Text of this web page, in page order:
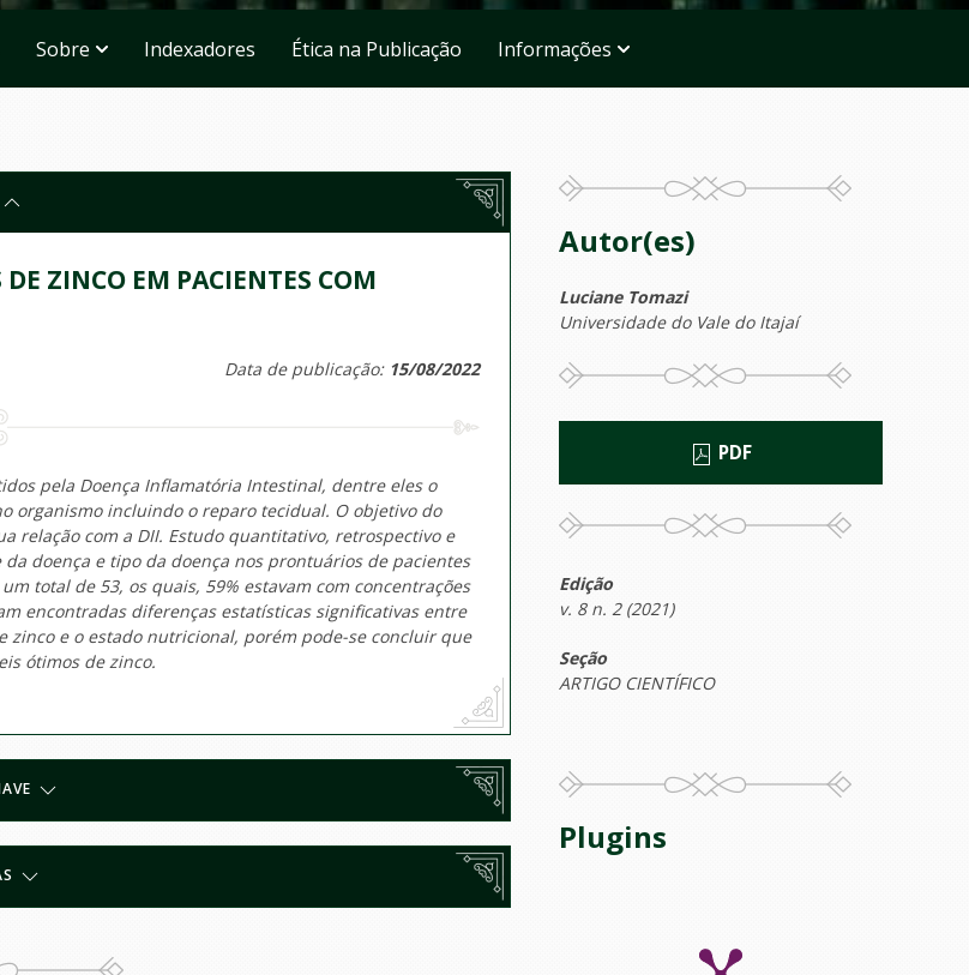
Sobre Indexadores Ética na Publicação Informações
ZINCO EM PACIENTES COM
Data de publicação: 15/08/2022
pela Doença Inflamatória Intestinal, dentre eles o
organismo incluindo o reparo tecidual. O objetivo do
relação com a DII. Estudo quantitativo, retrospectivo e
doença e tipo da doença nos prontuários de pacientes
total de 53, os quais, 59% estavam com concentrações
encontradas diferenças estatísticas significativas entre
zinco e o estado nutricional, porém pode-se concluir que
ótimos de zinco.
Autor(es)
Luciane Tomazi
Universidade do Vale do Itajaí
PDF
Edição
v. 8 n. 2 (2021)
Seção
ARTIGO CIENTÍFICO
Plugins